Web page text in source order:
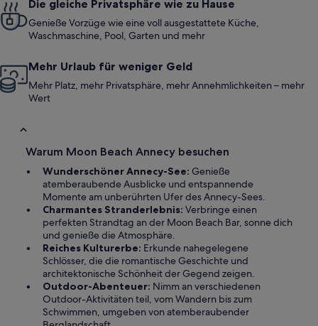
Die gleiche Privatsphäre wie zu Hause
Genieße Vorzüge wie eine voll ausgestattete Küche,
Waschmaschine, Pool, Garten und mehr
Mehr Urlaub für weniger Geld
Mehr Platz, mehr Privatsphäre, mehr Annehmlichkeiten – mehr
Wert
Warum Moon Beach Annecy besuchen
Wunderschöner Annecy-See: Genieße
atemberaubende Ausblicke und entspannende
Momente am unberührten Ufer des Annecy-Sees.
Charmantes Stranderlebnis: Verbringe einen
perfekten Strandtag an der Moon Beach Bar, sonne dich
und genieße die Atmosphäre.
Reiches Kulturerbe: Erkunde nahegelegene
Schlösser, die die romantische Geschichte und
architektonische Schönheit der Gegend zeigen.
Outdoor-Abenteuer: Nimm an verschiedenen
Outdoor-Aktivitäten teil, vom Wandern bis zum
Schwimmen, umgeben von atemberaubender